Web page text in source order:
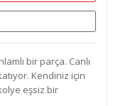
bir parça. Canlı
Kendiniz için
eşsiz bir